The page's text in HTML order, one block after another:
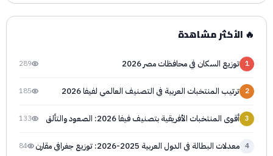
🔥 الأكثر مشاهدة
1 توزيع السكان في محافظات مصر 2026 289
2 ترتيب المنتخبات العربية في التصنيف العالمي لفيفا 2026 185
3
أقوى المنتخبات الأفريقية بتصنيف فيفا 2026: الصعود والتألق
133
4 معدلات البطالة في الدول العربية 2025-2026: توزيع جغرافي مقارن 84